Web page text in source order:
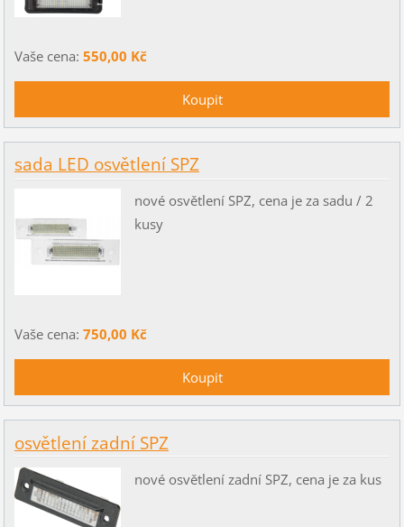
Vaše cena: 550,00 Kč
sada LED osvětlení SPZ
nové osvětlení SPZ, cena je za sadu / 2
kusy
Vaše cena: 750,00 Kč
osvětlení zadní SPZ
nové osvětlení zadní SPZ, cena je za kus